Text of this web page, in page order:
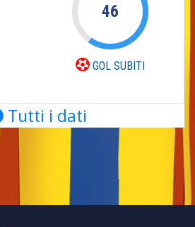
46
GOL SUBITI
Tutti i dati